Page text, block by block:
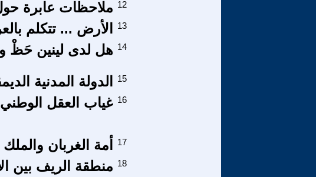
ملاحظات عابرة 12
الأرض ... تتكلم 13
هل لدى لينين حَظْ 14
الدولة المدنية 15
غياب العقل 16
أمة الغربان 17
منطقة الريف بين 18